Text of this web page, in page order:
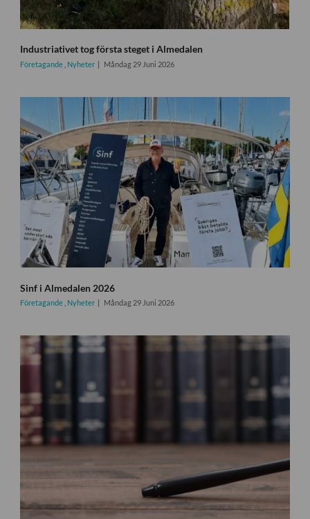
Industriativet tog första steget i Almedalen
Företagande Nyheter Måndag 29 Juni 2026
Sinf i Almedalen 2026
Företagande Nyheter Måndag 29 Juni 2026